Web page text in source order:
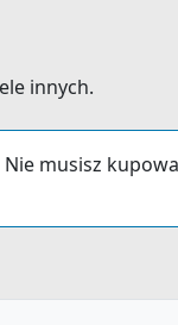
innych.
musisz